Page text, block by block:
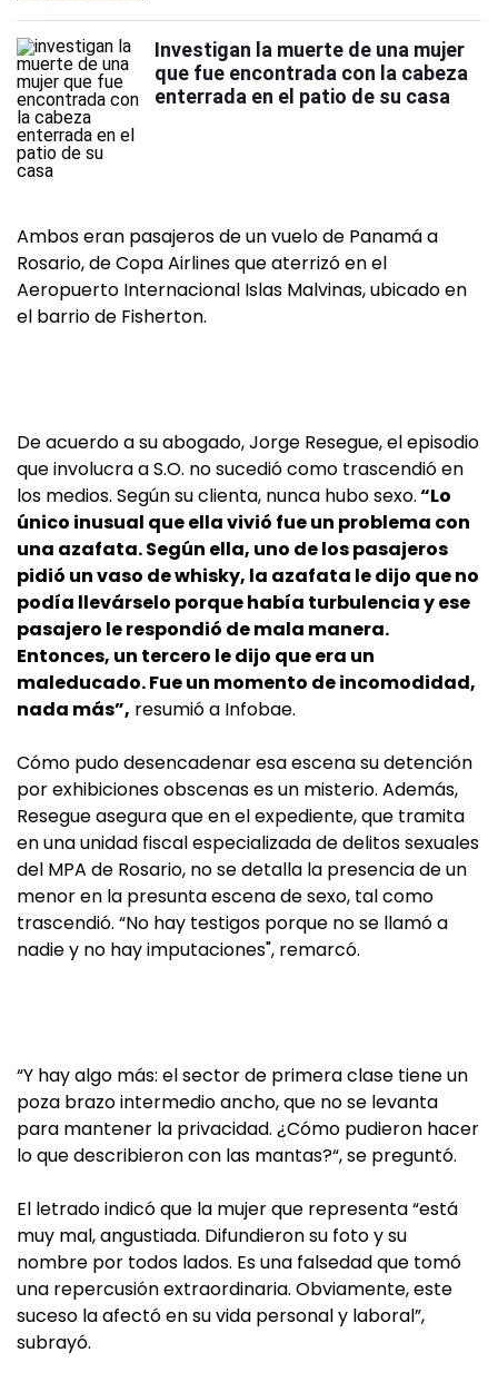
Investigan la muerte de una mujer
que fue encontrada con la cabeza
enterrada en el patio de su casa
Ambos eran pasajeros de un vuelo de Panamá a
Rosario, de Copa Airlines que aterrizó en el
Aeropuerto Internacional Islas Malvinas, ubicado en
el barrio de Fisherton.
De acuerdo a su abogado, Jorge Resegue, el episodio
que involucra a S.O. no sucedió como trascendió en
los medios. Según su clienta, nunca hubo sexo.“Lo
único inusual que ella vivió fue un problema con
una azafata. Según ella, uno de los pasajeros
pidió un vaso de whisky, la azafata le dijo que no
podía llevárselo porque había turbulencia y ese
pasajero le respondió de mala manera.
Entonces, un tercero le dijo que era un
maleducado. Fue un momento de incomodidad,
nada más”, resumió a Infobae.
Cómo pudo desencadenar esa escena su detención
por exhibiciones obscenas es un misterio. Además,
Resegue asegura que en el expediente, que tramita
en una unidad fiscal especializada de delitos sexuales
del MPA de Rosario, no se detalla la presencia de un
menor en la presunta escena de sexo, tal como
trascendió. “No hay testigos porque no se llamó a
nadie y no hay imputaciones", remarcó.
“Y hay algo más: el sector de primera clase tiene un
poza brazo intermedio ancho, que no se levanta
para mantener la privacidad. ¿Cómo pudieron hacer
lo que describieron con las mantas?“, se preguntó.
El letrado indicó que la mujer que representa “está
muy mal, angustiada. Difundieron su foto y su
nombre por todos lados. Es una falsedad que tomó
una repercusión extraordinaria. Obviamente, este
suceso la afectó en su vida personal y laboral”,
subrayó.